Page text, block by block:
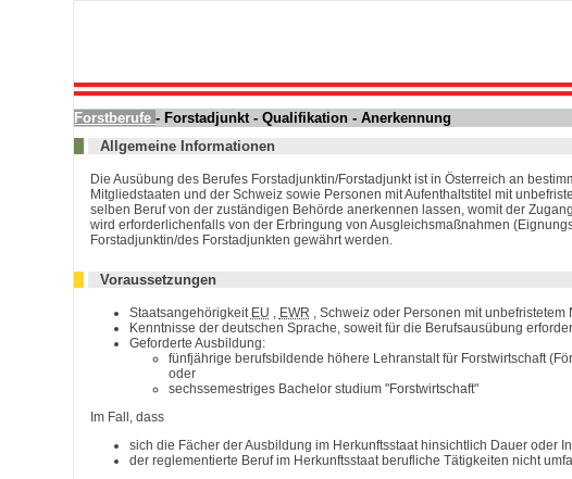
Forstberufe- Forstadjunkt - Qualifikation - Anerkennung
Allgemeine Informationen
Die Ausübung des Berufes Forstadjunktin/Forstadjunkt ist in Österreich an
Mitgliedstaaten und der Schweiz sowie Personen mit Aufenthaltstitel mit
selben Beruf von der zuständigen Behörde anerkennen lassen, womit der
wird erforderlichenfalls von der Erbringung von Ausgleichsmaßnahmen
Forstadjunktin/des Forstadjunkten gewährt werden.
Voraussetzungen
Staatsangehörigkeit EU , EWR , Schweiz oder Personen mit
Kenntnisse der deutschen Sprache, soweit für die Berufsausübung
Geforderte Ausbildung:
fünfjährige berufsbildende höhere Lehranstalt für Forstwirtschaft
oder
sechssemestriges Bachelorstudium "Forstwirtschaft"
Im Fall, dass
sich die Fächer der Ausbildung im Herkunftsstaat hinsichtlich Dauer oder
der reglementierte Beruf im Herkunftsstaat berufliche Tätigkeiten nicht